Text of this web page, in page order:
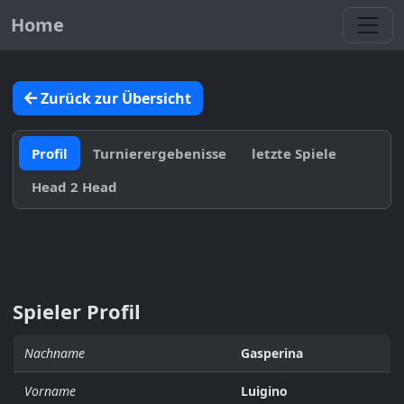
Home
Zurück zur Übersicht
Profil Turnierergebenisse
letzte Spiele
Head 2 Head
Spieler Profil
Nachname Gasperina
Vorname Luigino